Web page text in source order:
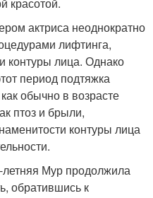
актриса неоднократно
лифтинга,
контуры лица. Однако
период подтяжка
обычно в возрасте
птоз и брыли,
контуры лица
Мур продолжила
обратившись к